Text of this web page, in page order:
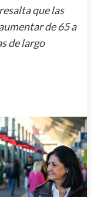
que las
de 65 a
de largo